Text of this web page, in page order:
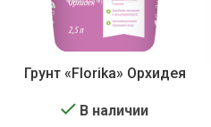
Грунт «Florika» Орхидея
В наличии